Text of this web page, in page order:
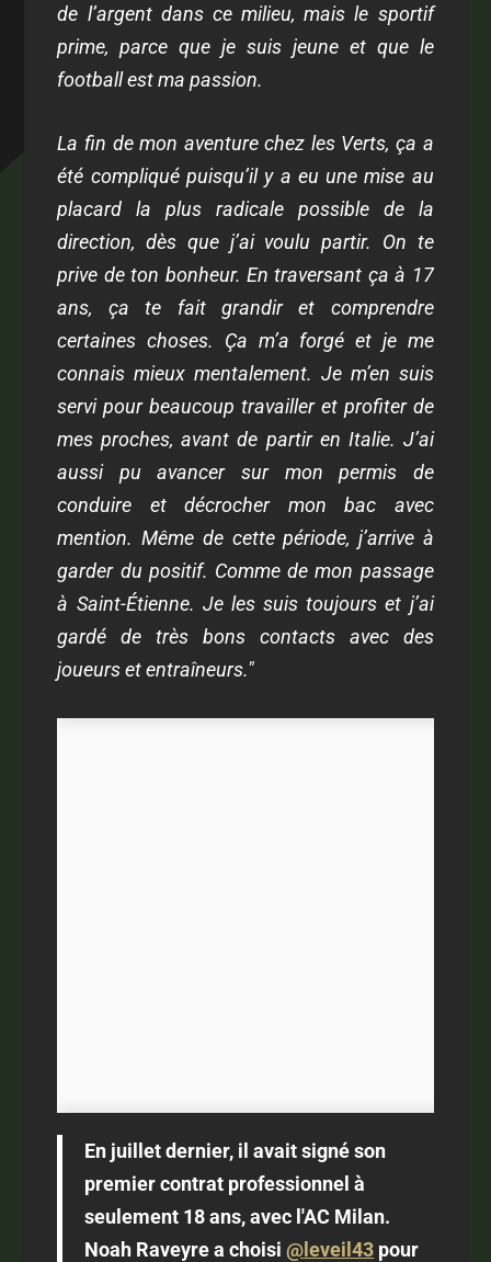
de l’argent dans ce milieu, mais le sportif
prime, parce que je suis jeune et que le
football est ma passion.
La fin de mon aventure chez les Verts, ça a
été compliqué puisqu’il y a eu une mise au
placard la plus radicale possible de la
direction, dès que j’ai voulu partir. On te
prive de ton bonheur. En traversant ça à 17
ans, ça te fait grandir et comprendre
certaines choses. Ça m’a forgé et je me
connais mieux mentalement. Je m’en suis
servi pour beaucoup travailler et profiter de
mes proches, avant de partir en Italie. J’ai
aussi pu avancer sur mon permis de
conduire et décrocher mon bac avec
mention. Même de cette période, j’arrive à
garder du positif. Comme de mon passage
à Saint-Étienne. Je les suis toujours et j’ai
gardé de très bons contacts avec des
joueurs et entraîneurs."
En juillet dernier, il avait signé son
premier contrat professionnel à
seulement 18 ans, avec l'AC Milan.
Noah Raveyre a choisi@leveil43 pour